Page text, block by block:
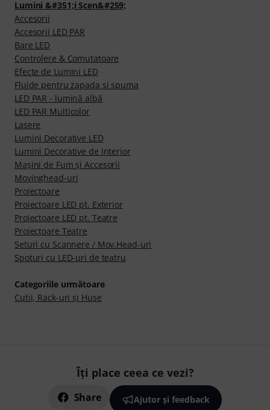
Lumini &#351;i Scen&#259;
Accesorii
Accesorii LED PAR
Bare LED
Controlere & Comutatoare
Efecte de Lumini LED
Fluide pentru zapada si spuma
LED PAR - lumină albă
LED PAR Multicolor
Lasere
Lumini Decorative LED
Lumini Decorative de Interior
Maşini de Fum şi Accesorii
Movinghead-uri
Proiectoare
Proiectoare LED pt. Exterior
Proiectoare LED pt. Teatre
Proiectoare Teatre
Seturi cu Scannere / Mov.Head-uri
Spoturi cu LED-uri de teatru
Categoriile următoare
Cutii, Rack-uri şi Huse
Îți place ceea ce vezi?
Share Ajutor și feedback